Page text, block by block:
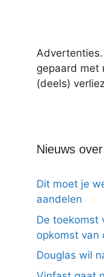
gepaard met
(deels)
Nieuws
Dit moet je
aandelen
De toekomst
opkomst van
Douglas wil